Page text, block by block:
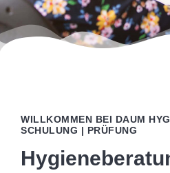
WILLKOMMEN BEI DAUM
SCHULUNG | PRÜFUNG